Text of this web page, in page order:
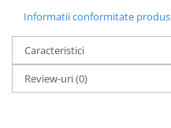
Informatii conformitate produs
Caracteristici
Review-uri(0)